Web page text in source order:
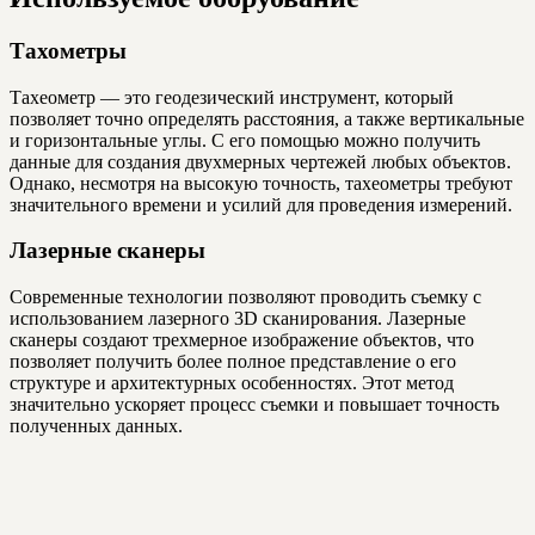
Тахометры
Тахеометр — это геодезический инструмент, который
позволяет точно определять расстояния, а также вертикальные
и горизонтальные углы. С его помощью можно получить
данные для создания двухмерных чертежей любых объектов.
Однако, несмотря на высокую точность, тахеометры требуют
значительного времени и усилий для проведения измерений.
Лазерные сканеры
Современные технологии позволяют проводить съемку с
использованием лазерного 3D сканирования. Лазерные
сканеры создают трехмерное изображение объектов, что
позволяет получить более полное представление о его
структуре и архитектурных особенностях. Этот метод
значительно ускоряет процесс съемки и повышает точность
полученных данных.